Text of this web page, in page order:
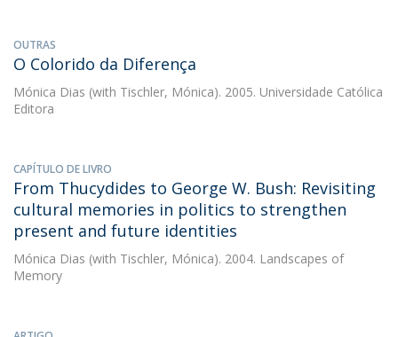
OUTRAS
O Colorido da Diferença
Mónica Dias (with Tischler, Mónica). 2005. Universidade Católica
Editora
CAPÍTULO DE LIVRO
From Thucydides to George W. Bush: Revisiting
cultural memories in politics to strengthen
present and future identities
Mónica Dias (with Tischler, Mónica). 2004. Landscapes of
Memory